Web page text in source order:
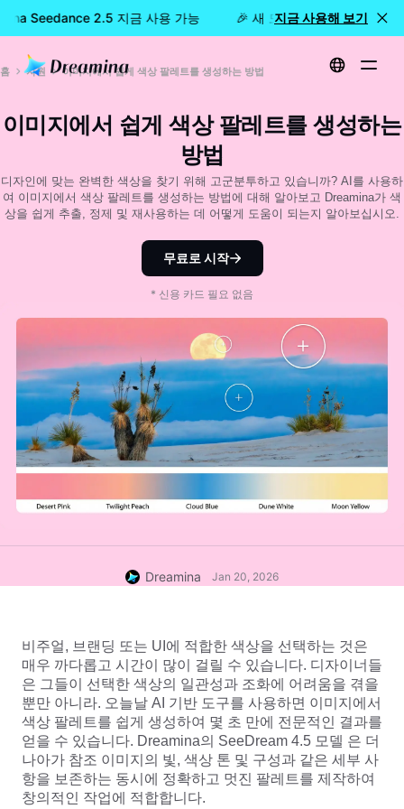
Seedance 2.5 지금 사용 가능 🎉 새 모델 출시: Dreamina
지금 사용해 보기
홈 자원 이미지에서 쉽게 색상 팔레트를 생성하는 방법
이미지에서 쉽게 색상 팔레트를 생성하는
방법
디자인에 맞는 완벽한 색상을 찾기 위해 고군분투하고 있습니까? AI를 사용하
여 이미지에서 색상 팔레트를 생성하는 방법에 대해 알아보고 Dreamina가 색
상을 쉽게 추출, 정제 및 재사용하는 데 어떻게 도움이 되는지 알아보십시오.
무료로 시작
* 신용 카드 필요 없음
Dreamina Jan 20, 2026
비주얼, 브랜딩 또는 UI에 적합한 색상을 선택하는 것은
매우 까다롭고 시간이 많이 걸릴 수 있습니다. 디자이너들
은 그들이 선택한 색상의 일관성과 조화에 어려움을 겪을
뿐만 아니라. 오늘날 AI 기반 도구를 사용하면 이미지에서
색상 팔레트를 쉽게 생성하여 몇 초 만에 전문적인 결과를
얻을 수 있습니다. Dreamina의 SeeDream 4.5 모델 은 더
나아가 참조 이미지의 빛, 색상 톤 및 구성과 같은 세부 사
항을 보존하는 동시에 정확하고 멋진 팔레트를 제작하여
창의적인 작업에 적합합니다.